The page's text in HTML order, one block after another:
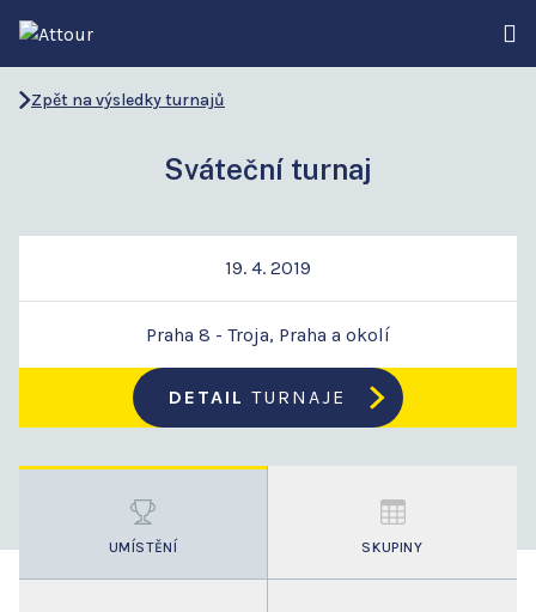
Zpět na výsledky turnajů
Sváteční turnaj
19. 4. 2019
Praha 8 - Troja, Praha a okolí
DETAIL TURNAJE
UMÍSTĚNÍ SKUPINY